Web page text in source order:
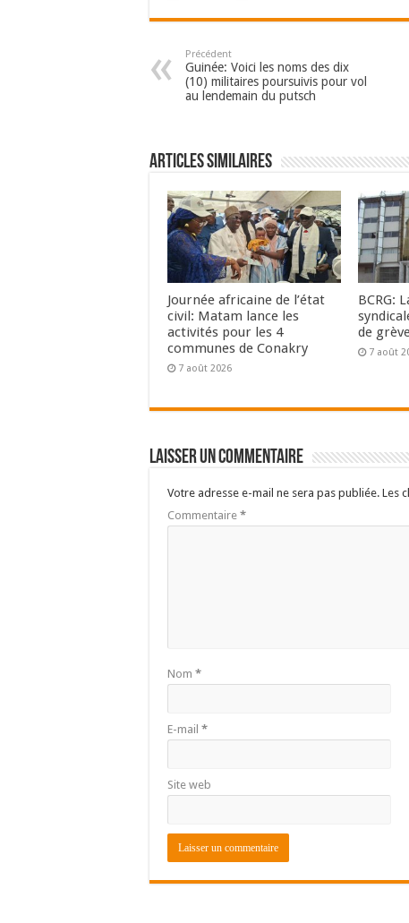
Précédent
Guinée: Voici les noms des dix
(10) militaires poursuivis pour vol
au lendemain du putsch
Articles Similaires
Journée africaine de l’état
civil: Matam lance les
activités pour les 4
communes de Conakry
7 août 2026
BCRG:
de
7 août
Laisser un commentaire
Votre adresse e-mail ne sera pas publiée. Les
Commentaire *
Nom *
E-mail *
Site web